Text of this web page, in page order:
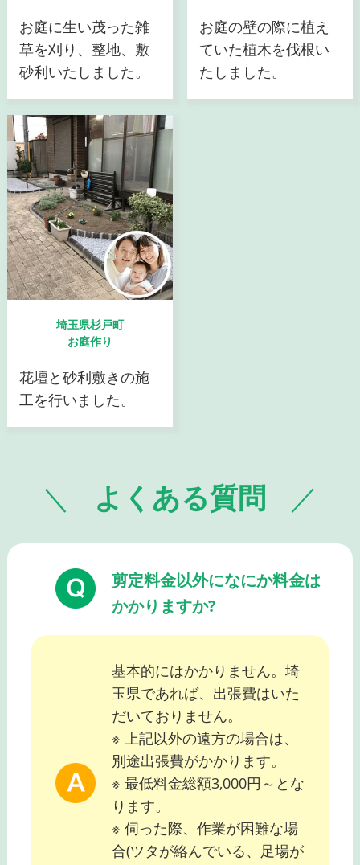
お庭に生い茂った雑
草を刈り、整地、敷
砂利いたしました。
お庭の壁の際に植え
ていた植木を伐根い
たしました。
埼玉県杉戸町
お庭作り
花壇と砂利敷きの施
工を行いました。
よくある質問
剪定料金以外になにか料金は
かかりますか?
基本的にはかかりません。埼
玉県であれば、出張費はいた
だいておりません。
※ 上記以外の遠方の場合は、
別途出張費がかかります。
※ 最低料金総額3,000円～とな
ります。
※ 伺った際、作業が困難な場
合(ツタが絡んでいる、足場が